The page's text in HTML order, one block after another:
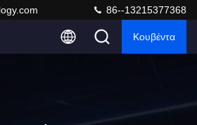
86--13215377368
Κουβέντα